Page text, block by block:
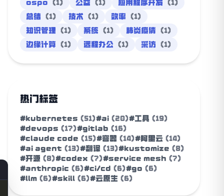
ospo
(1) 公益 (1) 应用程序开发
(1)
总结
(1) 技术 (1) 效率
(1)
知识管理
(1) 系统 (1) 肺炎疫情
(1)
边缘计算
(1) 远程办公 (1) 采访 (1)
热门标签
#kubernetes (51) #ai (20) #工具 (19)
#devops (17) #gitlab (16)
#claude code (15) #容器 (14) #阿里云 (14)
#ai agent (13) #翻译 (13) #kustomize (8)
#开源 (8) #codex (7) #service mesh (7)
#anthropic (6) #ci/cd (6) #go (6)
#llm (6) #skill (6) #云原生 (6)